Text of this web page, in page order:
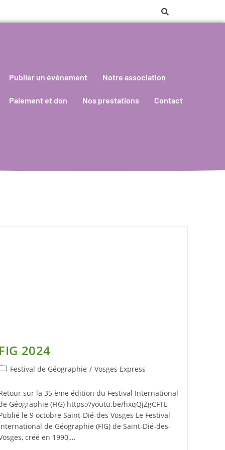
Publier un évènement Notre association
Paiement et don Nos prestations Contact
FIG 2024
Festival de Géographie / Vosges Express
sur la 35 ème édition du Festival International
Géographie (FIG) https://youtu.be/hxqQjZgCFTE
le 9 octobre Saint-Dié-des Vosges Le Festival
de Géographie (FIG) de Saint-Dié-des-
créé en 1990,…